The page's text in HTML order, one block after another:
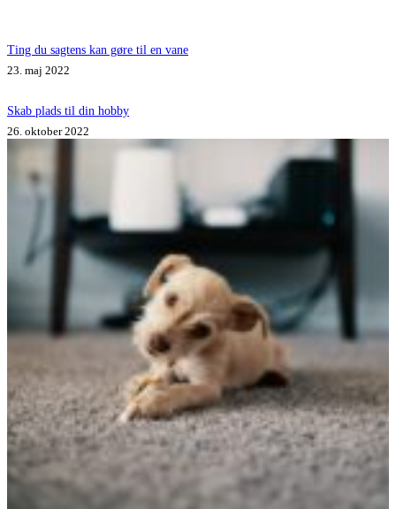
Ting du sagtens kan gøre til en vane
23. maj 2022
Skab plads til din hobby
26. oktober 2022